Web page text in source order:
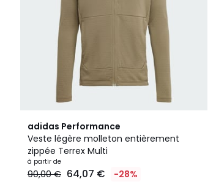
adidas Performance
Veste légère molleton entièrement
zippée Terrex Multi
Prix
à
à partir de
90,00 € 64,07 € -28%
4,9
/ 5
2
Couleurs